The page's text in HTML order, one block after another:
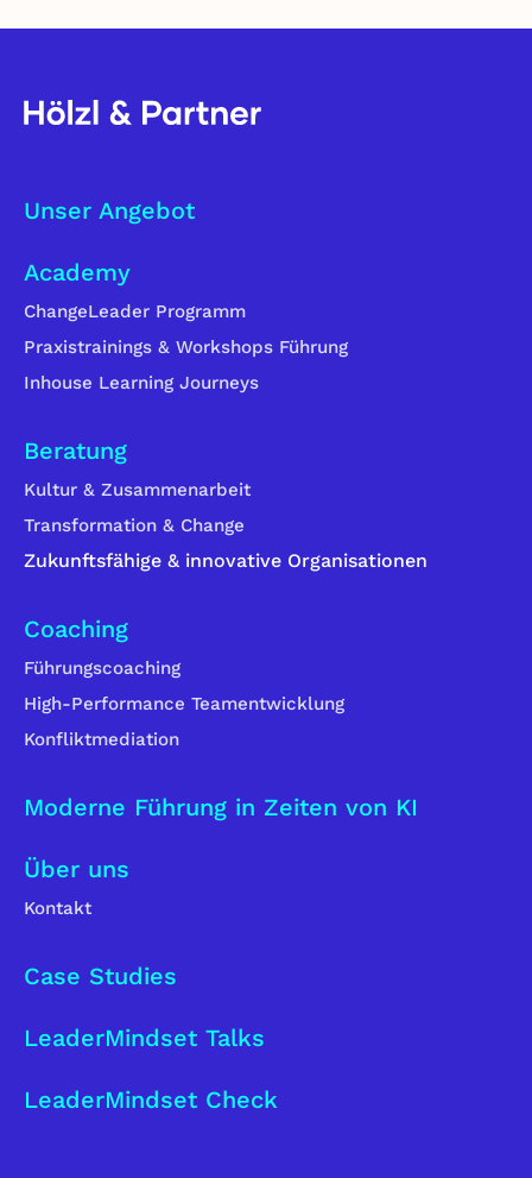
Unser Angebot
Academy
ChangeLeader Programm
Praxistrainings & Workshops Führung
Inhouse Learning Journeys
Beratung
Kultur & Zusammenarbeit
Transformation & Change
Zukunftsfähige & innovative Organisationen
Coaching
Führungscoaching
High-Performance Teamentwicklung
Konfliktmediation
Moderne Führung in Zeiten von KI
Über uns
Kontakt
Case Studies
LeaderMindset Talks
LeaderMindset Check